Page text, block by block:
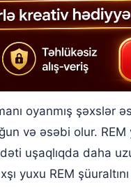
oyanmış şəxslər
və əsəbi olur.
uşaqlıqda daha
yuxu REM